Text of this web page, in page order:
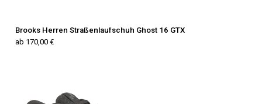
Brooks Herren Straßenlaufschuh Ghost 16 GTX
ab 170,00 €